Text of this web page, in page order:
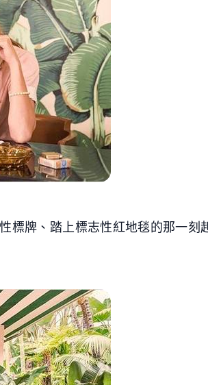
標牌、踏上標志性紅地毯的那一